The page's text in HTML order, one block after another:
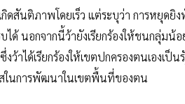
ดสันติภาพโดยเร็ว แต่ระบุว่า การหยุดยิ
ด้ นอกจากนี้ว้ายังเรียกร้องให้ชนกลุ่ม
ว้าได้เรียกร้องให้เขตปกครองตนเอง
ในการพัฒนาในเขตพื้นที่ของตน